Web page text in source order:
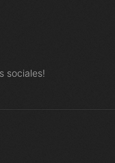
sociales!